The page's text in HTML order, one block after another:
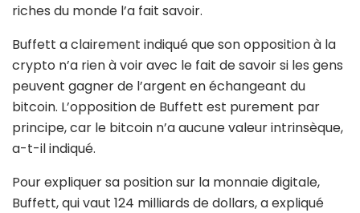
riches du monde l’a fait savoir.
Buffett a clairement indiqué que son opposition à la
crypto n’a rien à voir avec le fait de savoir si les gens
peuvent gagner de l’argent en échangeant du
bitcoin. L’opposition de Buffett est purement par
principe, car le bitcoin n’a aucune valeur intrinsèque,
a-t-il indiqué.
Pour expliquer sa position sur la monnaie digitale,
Buffett, qui vaut 124 milliards de dollars, a expliqué